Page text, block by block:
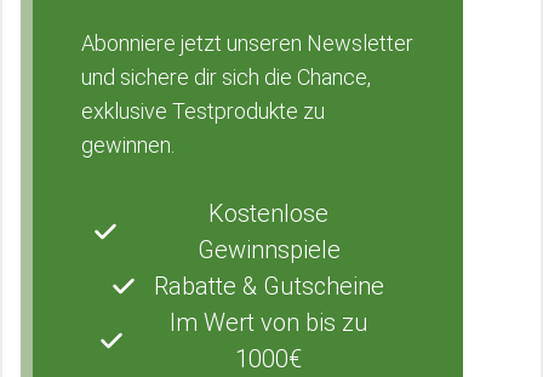
Abonniere jetzt unseren Newsletter
und sichere dir sich die Chance,
exklusive Testprodukte zu
gewinnen.
Kostenlose
Gewinnspiele
Rabatte & Gutscheine
Im Wert von bis zu
1000€